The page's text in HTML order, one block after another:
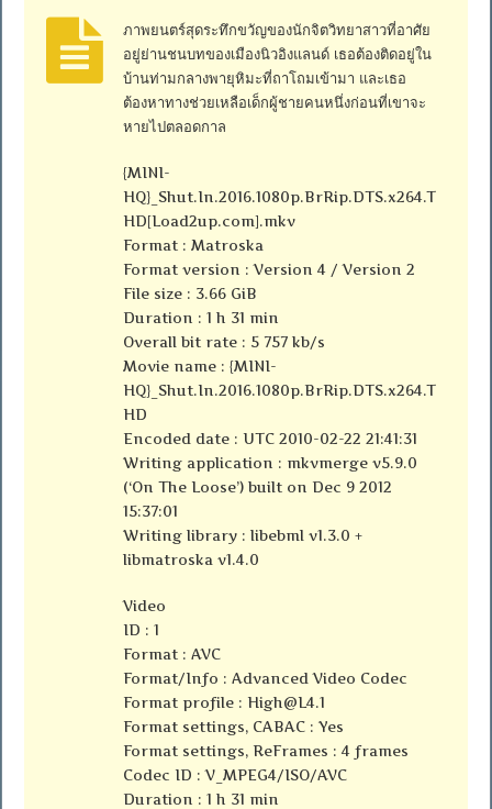
ภาพยนตร์สุดระทึกขวัญของนักจิตวิทยาสาวที่อาศัย
อยู่ย่านชนบทของเมืองนิวอิงแลนด์ เธอต้องติดอยู่ใน
บ้านท่ามกลางพายุหิมะที่ถาโถมเข้ามา และเธอ
ต้องหาทางช่วยเหลือเด็กผู้ชายคนหนึ่งก่อนที่เขาจะ
หายไปตลอดกาล
{MINI-
HQ}_Shut.In.2016.1080p.BrRip.DTS.x264.T
HD[Load2up.com].mkv
Format : Matroska
Format version : Version 4 / Version 2
File size : 3.66 GiB
Duration : 1 h 31 min
Overall bit rate : 5 757 kb/s
Movie name : {MINI-
HQ}_Shut.In.2016.1080p.BrRip.DTS.x264.T
HD
Encoded date : UTC 2010-02-22 21:41:31
Writing application : mkvmerge v5.9.0
(‘On The Loose’) built on Dec 9 2012
15:37:01
Writing library : libebml v1.3.0 +
libmatroska v1.4.0
Video
ID : 1
Format : AVC
Format/Info : Advanced Video Codec
Format profile :High@L4.1
Format settings, CABAC : Yes
Format settings, ReFrames : 4 frames
Codec ID : V_MPEG4/ISO/AVC
Duration : 1 h 31 min